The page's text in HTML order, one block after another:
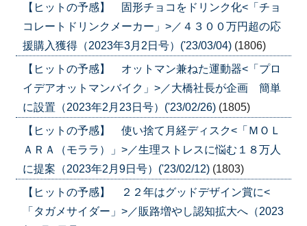
【ヒットの予感】 固形チョコをドリンク化<「チョ
コレートドリンクメーカー」>／４３００万円超の応
援購入獲得（2023年3月2日号）('23/03/04) (1806)
【ヒットの予感】 オットマン兼ねた運動器<「プロ
イデアオットマンバイク」>／大橋社長が企画 簡単
に設置（2023年2月23日号）('23/02/26) (1805)
【ヒットの予感】 使い捨て月経ディスク<「ＭＯＬ
ＡＲＡ（モララ）」>／生理ストレスに悩む１８万人
に提案（2023年2月9日号）('23/02/12) (1803)
【ヒットの予感】 ２２年はグッドデザイン賞に<
「タガメサイダー」>／販路増やし認知拡大へ（2023